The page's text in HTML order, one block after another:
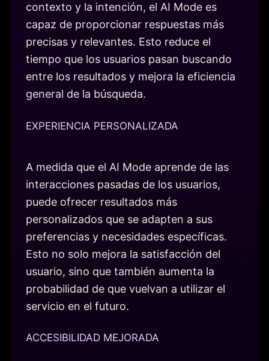
contexto y la intención, el AI Mode es
capaz de proporcionar respuestas más
precisas y relevantes. Esto reduce el
tiempo que los usuarios pasan buscando
entre los resultados y mejora la eficiencia
general de la búsqueda.
EXPERIENCIA PERSONALIZADA
A medida que el AI Mode aprende de las
interacciones pasadas de los usuarios,
puede ofrecer resultados más
personalizados que se adapten a sus
preferencias y necesidades específicas.
Esto no solo mejora la satisfacción del
usuario, sino que también aumenta la
probabilidad de que vuelvan a utilizar el
servicio en el futuro.
ACCESIBILIDAD MEJORADA